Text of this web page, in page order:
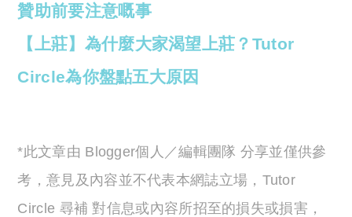
贊助前要注意嘅事
【上莊】為什麼大家渴望上莊？Tutor
Circle為你盤點五大原因
*此文章由 Blogger個人／編輯團隊 分享並僅供參
考，意見及內容並不代表本網誌立場，Tutor
Circle 尋補 對信息或內容所招至的損失或損害，